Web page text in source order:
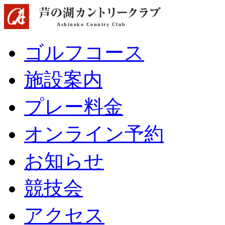
ゴルフコース
施設案内
プレー料金
オンライン予約
お知らせ
競技会
アクセス